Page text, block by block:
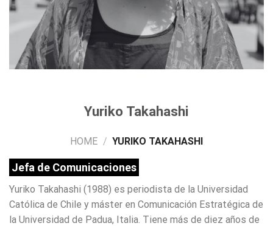
Yuriko Takahashi
HOME / YURIKO TAKAHASHI
Jefa de Comunicaciones
Yuriko Takahashi (1988) es periodista de la Universidad
Católica de Chile y máster en Comunicación Estratégica de
la Universidad de Padua, Italia. Tiene más de diez años de